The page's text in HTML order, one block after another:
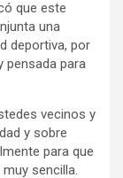
que este
una
deportiva, por
pensada para
vecinos y
y sobre
para que
sencilla.